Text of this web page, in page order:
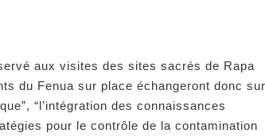
aux visites des sites sacrés de Rapa
du Fenua sur place échangeront donc sur
“l’intégration des connaissances
pour le contrôle de la contamination